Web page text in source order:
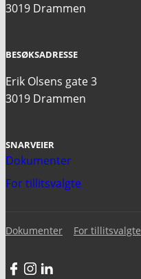
3019 Drammen
BESØKSADRESSE
Erik Olsens gate 3
3019 Drammen
SNARVEIER
Dokumenter
For tillitsvalgte
Dokumenter For tillitsvalgte